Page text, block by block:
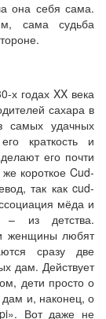
она себя сама.
сама судьба
х годах XX века
сахара в
самых удачных
краткость и
его почти
короткое Cud-
так как cud-
мёда и
– из детства.
женщины любят
сразу две
дам. Действует
дети просто о
и, наконец, о
Вот даже не